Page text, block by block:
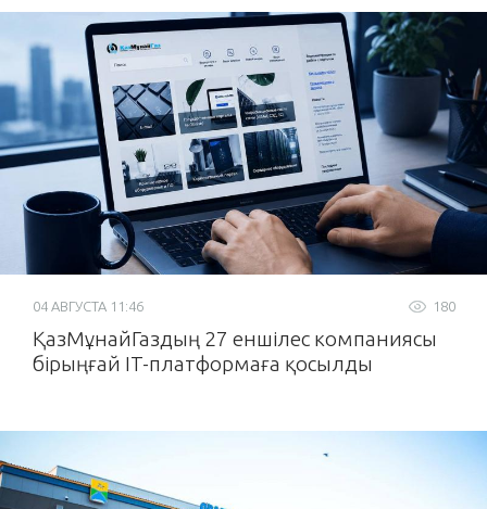
180
04 АВГУСТА 11:46
ҚазМұнайГаздың 27 еншілес компаниясы
бірыңғай IT-платформаға қосылды